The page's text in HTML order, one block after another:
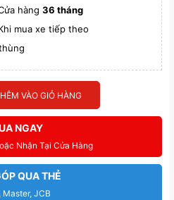
hàng 36 tháng
mua xe tiếp theo
VÀO GIỎ HÀNG
NGAY
Nhận Tại Cửa Hàng
QUA THẺ
Master, JCB